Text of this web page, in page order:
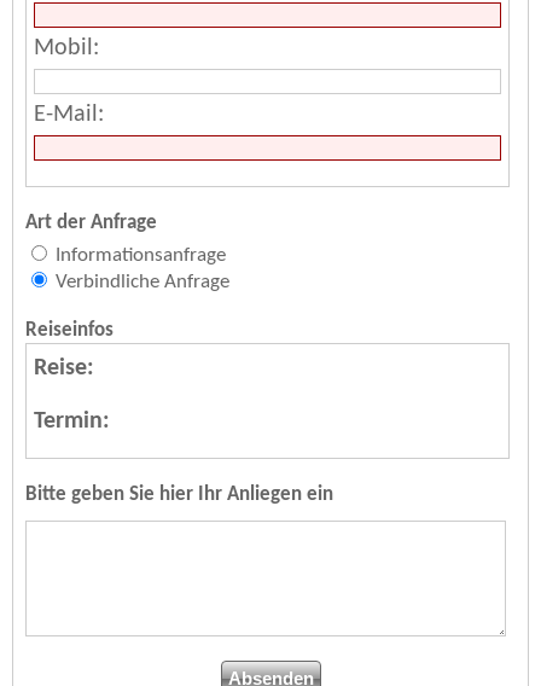
Mobil:
E-Mail:
Art der Anfrage
Informationsanfrage
Verbindliche Anfrage
Reiseinfos
Reise:
Termin:
Bitte geben Sie hier Ihr Anliegen ein